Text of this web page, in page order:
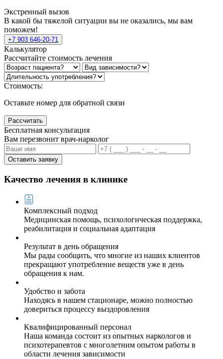
Экстренный вызов
В какой бы тяжелой ситуации вы не оказались, мы вам
поможем!
+7 903 646-20-71
Калькулятор
Рассчитайте стоимость лечения
Стоимость:
Оставьте номер для обратной связи
Рассчитать
Бесплатная консультация
Вам перезвонит врач-нарколог
Оставить заявку
Качество лечения в клинике
Комплексный подход
Медицинская помощь, психологическая поддержка,
реабилитация и социальная адаптация
Результат в день обращения
Мы рады сообщить, что многие из наших клиентов
прекращают употребление веществ уже в день
обращения к нам.
Удобство и забота
Находясь в нашем стационаре, можно полностью
довериться процессу выздоровления
Квалифицированный персонал
Наша команда состоит из опытных наркологов и
психотерапевтов с многолетним опытом работы в
области лечения зависимости